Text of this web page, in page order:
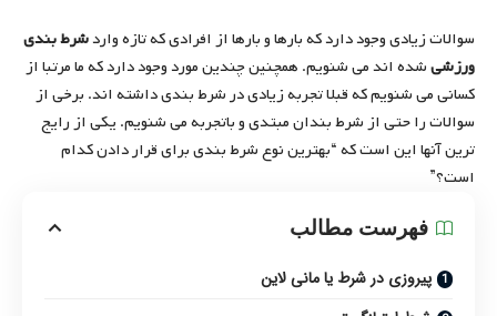
سوالات زیادی وجود دارد که بارها و بارها از افرادی که تازه واردشرط بندی
ورزشیشده اند می شنویم. همچنین چندین مورد وجود دارد که ما مرتبا از
کسانی می شنویم که قبلا تجربه زیادی در شرط بندی داشته اند. برخی از
سوالات را حتی از شرط بندان مبتدی و باتجربه می شنویم. یکی از رایج
ترین آنها این است که “بهترین نوع شرط بندی برای قرار دادن کدام
است؟”
فهرست مطالب
پیروزی در شرط یا مانی لاین